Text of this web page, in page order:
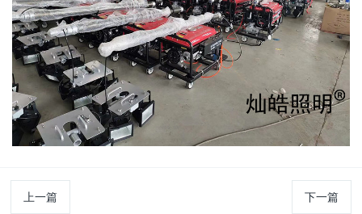
上一篇 下一篇